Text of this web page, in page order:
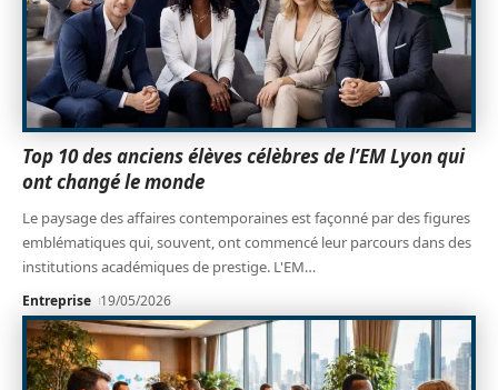
Top 10 des anciens élèves célèbres de l’EM Lyon qui
ont changé le monde
Le paysage des affaires contemporaines est façonné par des figures
emblématiques qui, souvent, ont commencé leur parcours dans des
institutions académiques de prestige. L'EM…
Entreprise 19/05/2026